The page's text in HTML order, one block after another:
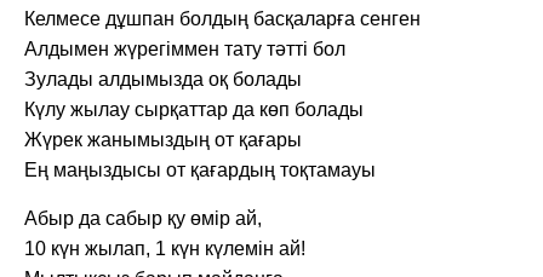
Келмесе дұшпан болдың басқаларға сенген
Алдымен жүрегіммен тату тәтті бол
Зулады алдымызда оқ болады
Күлу жылау сырқаттар да көп болады
Жүрек жанымыздың от қағары
Ең маңыздысы от қағардың тоқтамауы
Абыр да сабыр қу өмір ай,
10 күн жылап, 1 күн күлемін ай!